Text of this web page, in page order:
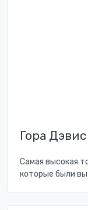
Гора Дэвис
Самая высокая
которые были